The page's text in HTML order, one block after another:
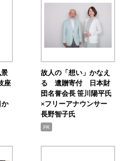
座
か
故人の「想い」かなえ
る 遺贈寄付 日本財
団名誉会長 笹川陽平氏
×フリーアナウンサー
長野智子氏
PR